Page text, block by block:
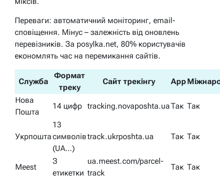
Переваги: автоматичний моніторинг, email-
сповіщення. Мінус – залежність від оновлень
перевізників. За posylka.net, 80% користувачів
економлять час на перемикання сайтів.
Служба
Формат
треку
Сайт трекінгу App
Нова
Пошта
14 цифр tracking.novaposhta.uaТак Так
Укрпошта
13
символів
(UA…)
track.ukrposhta.ua Так Так
Meest
З
етикетки
ua.meest.com/parcel-
track
Так Так